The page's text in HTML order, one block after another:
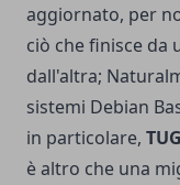
aggiornato, per
ciò che finisce da
dall'altra;
sistemi Debian
in particolare,
è altro che una